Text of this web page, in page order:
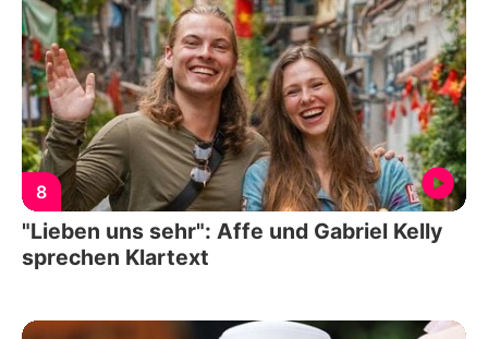
8
"Lieben uns sehr": Affe und Gabriel Kelly
sprechen Klartext